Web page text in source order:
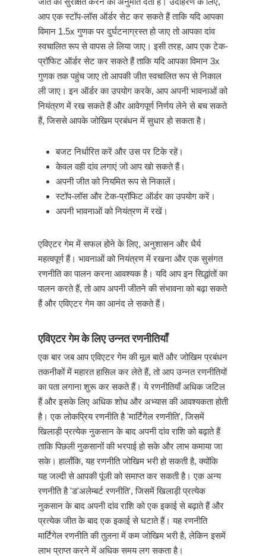
आप एक स्टॉप-लॉस ऑर्डर सेट कर सकते हैं ताकि यदि आपका
विमान 1.5x गुणक पर दुर्घटनाग्रस्त हो जाए तो आपका दांव
स्वचालित रूप से वापस ले लिया जाए। इसी तरह, आप एक टेक-
प्रॉफिट ऑर्डर सेट कर सकते हैं ताकि यदि आपका विमान 3x
गुणक तक पहुंच जाए तो आपकी जीत स्वचालित रूप से निकाल
ली जाए। इन ऑर्डर का उपयोग करके, आप अपनी भावनाओं को
नियंत्रण में रख सकते हैं और आवेगपूर्ण निर्णय लेने से बच सकते
हैं, जिससे आपके जोखिम प्रबंधन में सुधार हो सकता है।
बजट निर्धारित करें और उस पर टिके रहें।
केवल वही दांव लगाएं जो आप खो सकते हैं।
अपनी जीत को नियमित रूप से निकालें।
स्टॉप-लॉस और टेक-प्रॉफिट ऑर्डर का उपयोग करें।
अपनी भावनाओं को नियंत्रण में रखें।
एविएटर गेम में सफल होने के लिए, अनुशासन और धैर्य
महत्वपूर्ण हैं। भावनाओं को नियंत्रण में रखना और एक सुसंगत
रणनीति का पालन करना आवश्यक है। यदि आप इन सिद्धांतों का
पालन करते हैं, तो आप अपनी जीतने की संभावना को बढ़ा सकते
हैं और एविएटर गेम का आनंद ले सकते हैं।
एविएटर गेम के लिए उन्नत रणनीतियाँ
एक बार जब आप एविएटर गेम की मूल बातें और जोखिम प्रबंधन
तकनीकों में महारत हासिल कर लेते हैं, तो आप उन्नत रणनीतियों
का पता लगाना शुरू कर सकते हैं। ये रणनीतियाँ अधिक जटिल
हैं और इसके लिए अधिक शोध और अभ्यास की आवश्यकता होती
है। एक लोकप्रिय रणनीति है 'मार्टिंगेल रणनीति', जिसमें
खिलाड़ी प्रत्येक नुकसान के बाद अपनी दांव राशि को बढ़ाते हैं
ताकि पिछली नुकसानों की भरपाई हो सके और लाभ कमाया जा
सके। हालाँकि, यह रणनीति जोखिम भरी हो सकती है, क्योंकि
यह जल्दी से आपकी पूंजी को समाप्त कर सकती है। एक अन्य
रणनीति है 'ड'अलेम्बर्ट रणनीति', जिसमें खिलाड़ी प्रत्येक
नुकसान के बाद अपनी दांव राशि को एक इकाई से बढ़ाते हैं और
प्रत्येक जीत के बाद एक इकाई से घटाते हैं। यह रणनीति
मार्टिंगेल रणनीति की तुलना में कम जोखिम भरी है, लेकिन इसमें
लाभ प्राप्त करने में अधिक समय लग सकता है।